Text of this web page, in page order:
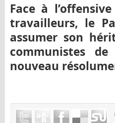
Face à
travailleurs, le
assumer son
communistes
nouveau